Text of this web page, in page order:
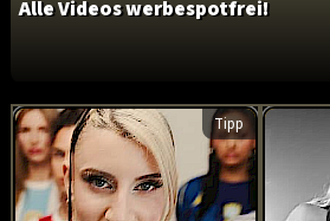
Alle Videos werbespotfrei!
Tipp